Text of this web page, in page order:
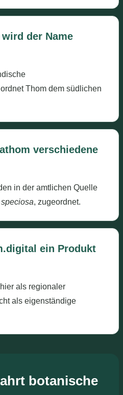
der Name
Thom dem südlichen
verschiedene
in der amtlichen Quelle
, zugeordnet.
ein Produkt
als regionaler
als eigenständige
botanische